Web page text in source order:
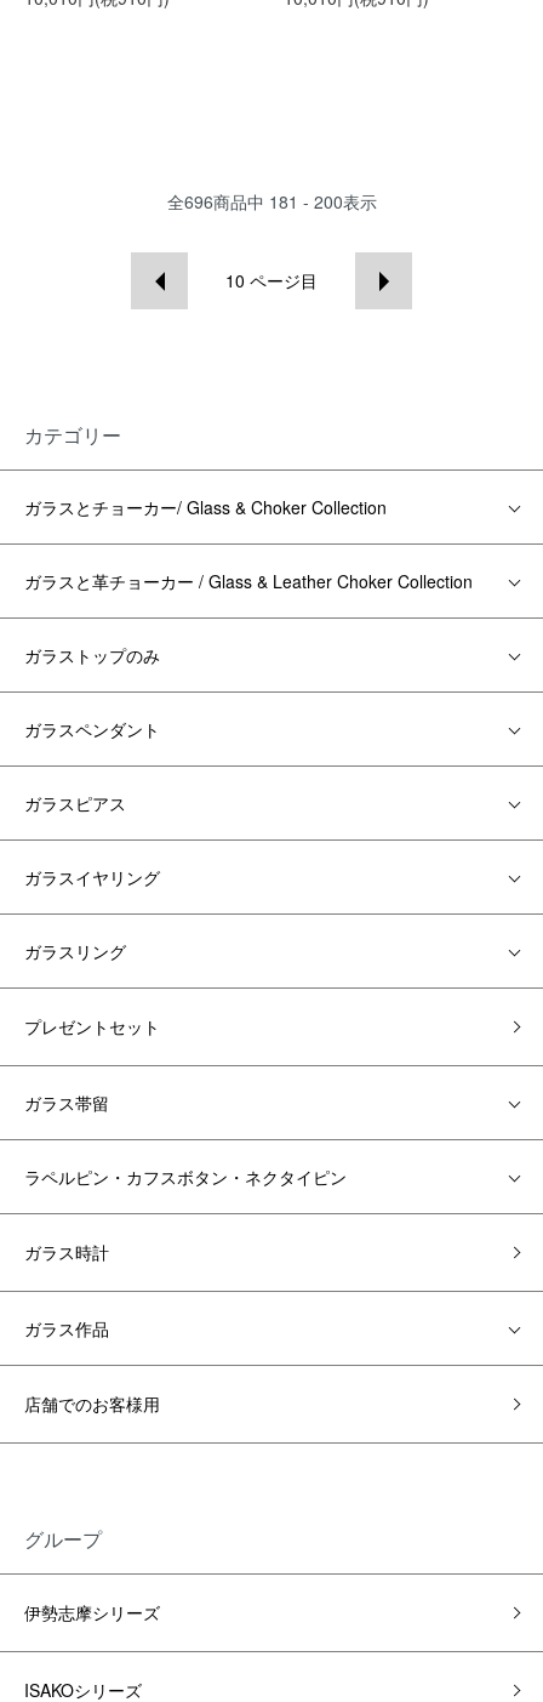
全696商品中 181 - 200表示
10 ページ目
カテゴリー
ガラスとチョーカー/ Glass & Choker Collection
ガラスと革チョーカー / Glass & Leather Choker Collection
ガラストップのみ
ガラスペンダント
ガラスピアス
ガラスイヤリング
ガラスリング
プレゼントセット
ガラス帯留
ラペルピン・カフスボタン・ネクタイピン
ガラス時計
ガラス作品
店舗でのお客様用
グループ
伊勢志摩シリーズ
ISAKOシリーズ